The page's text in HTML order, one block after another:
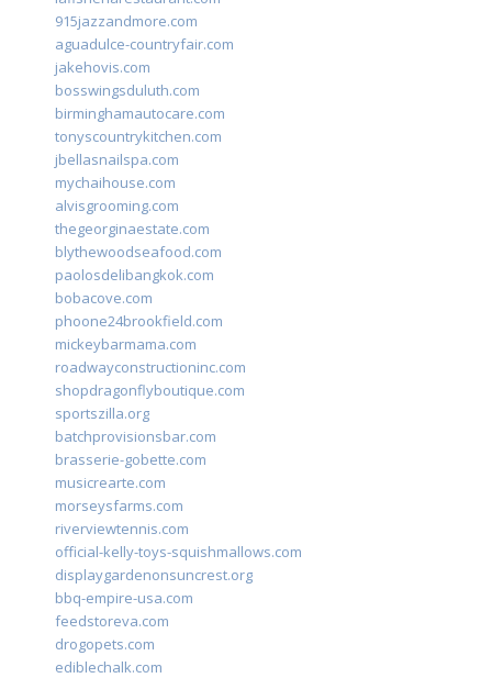
915jazzandmore.com
aguadulce-countryfair.com
jakehovis.com
bosswingsduluth.com
birminghamautocare.com
tonyscountrykitchen.com
jbellasnailspa.com
mychaihouse.com
alvisgrooming.com
thegeorginaestate.com
blythewoodseafood.com
paolosdelibangkok.com
bobacove.com
phoone24brookfield.com
mickeybarmama.com
roadwayconstructioninc.com
shopdragonflyboutique.com
sportszilla.org
batchprovisionsbar.com
brasserie-gobette.com
musicrearte.com
morseysfarms.com
riverviewtennis.com
official-kelly-toys-squishmallows.com
displaygardenonsuncrest.org
bbq-empire-usa.com
feedstoreva.com
drogopets.com
ediblechalk.com